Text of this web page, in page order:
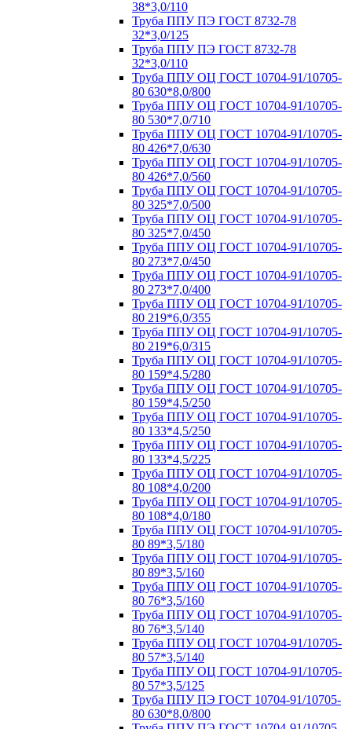
38*3,0/110
Труба ППУ ПЭ ГОСТ 8732-78
32*3,0/125
Труба ППУ ПЭ ГОСТ 8732-78
32*3,0/110
Труба ППУ ОЦ ГОСТ 10704-91/10705-
80 630*8,0/800
Труба ППУ ОЦ ГОСТ 10704-91/10705-
80 530*7,0/710
Труба ППУ ОЦ ГОСТ 10704-91/10705-
80 426*7,0/630
Труба ППУ ОЦ ГОСТ 10704-91/10705-
80 426*7,0/560
Труба ППУ ОЦ ГОСТ 10704-91/10705-
80 325*7,0/500
Труба ППУ ОЦ ГОСТ 10704-91/10705-
80 325*7,0/450
Труба ППУ ОЦ ГОСТ 10704-91/10705-
80 273*7,0/450
Труба ППУ ОЦ ГОСТ 10704-91/10705-
80 273*7,0/400
Труба ППУ ОЦ ГОСТ 10704-91/10705-
80 219*6,0/355
Труба ППУ ОЦ ГОСТ 10704-91/10705-
80 219*6,0/315
Труба ППУ ОЦ ГОСТ 10704-91/10705-
80 159*4,5/280
Труба ППУ ОЦ ГОСТ 10704-91/10705-
80 159*4,5/250
Труба ППУ ОЦ ГОСТ 10704-91/10705-
80 133*4,5/250
Труба ППУ ОЦ ГОСТ 10704-91/10705-
80 133*4,5/225
Труба ППУ ОЦ ГОСТ 10704-91/10705-
80 108*4,0/200
Труба ППУ ОЦ ГОСТ 10704-91/10705-
80 108*4,0/180
Труба ППУ ОЦ ГОСТ 10704-91/10705-
80 89*3,5/180
Труба ППУ ОЦ ГОСТ 10704-91/10705-
80 89*3,5/160
Труба ППУ ОЦ ГОСТ 10704-91/10705-
80 76*3,5/160
Труба ППУ ОЦ ГОСТ 10704-91/10705-
80 76*3,5/140
Труба ППУ ОЦ ГОСТ 10704-91/10705-
80 57*3,5/140
Труба ППУ ОЦ ГОСТ 10704-91/10705-
80 57*3,5/125
Труба ППУ ПЭ ГОСТ 10704-91/10705-
80 630*8,0/800